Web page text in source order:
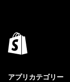
アプリカテゴリー